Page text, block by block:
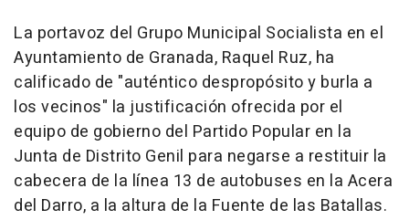
La portavoz del Grupo Municipal Socialista en el
Ayuntamiento de Granada, Raquel Ruz, ha
calificado de "auténtico despropósito y burla a
los vecinos" la justificación ofrecida por el
equipo de gobierno del Partido Popular en la
Junta de Distrito Genil para negarse a restituir la
cabecera de la línea 13 de autobuses en la Acera
del Darro, a la altura de la Fuente de las Batallas.